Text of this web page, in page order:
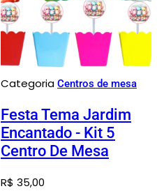
Categoria Centros de mesa
Festa Tema Jardim
Encantado - Kit 5
Centro De Mesa
R$ 35,00